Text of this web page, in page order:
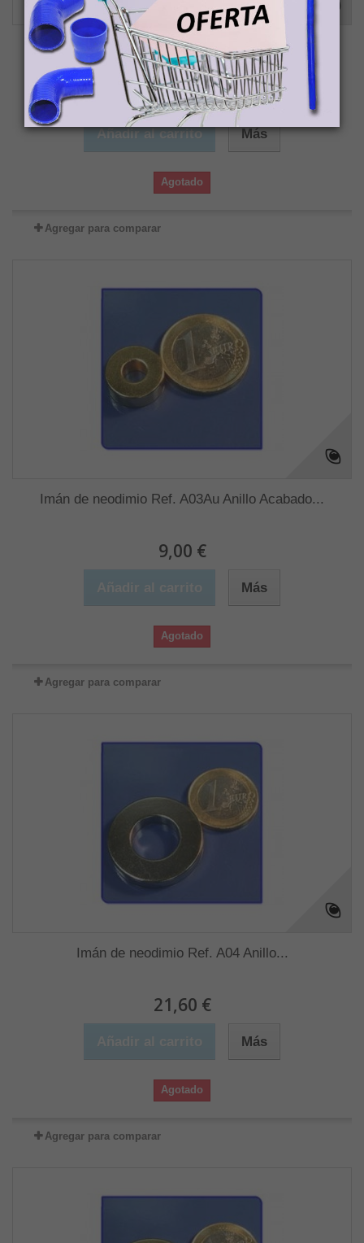
Imán de neodimio Ref. A03 Anillo D15D6x6mm...
6,93 €
Añadir al carrito Más
Agotado
Agregar para comparar
Imán de neodimio Ref. A03Au Anillo Acabado...
9,00 €
Más
Agotado
Agregar para comparar
Imán de neodimio Ref. A04 Anillo...
21,60 €
Más
Agotado
Agregar para comparar